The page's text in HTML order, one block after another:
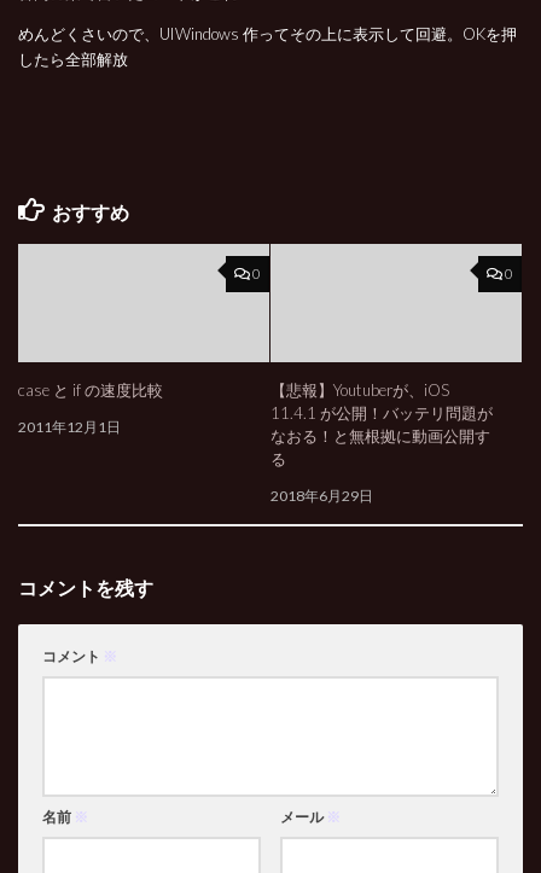
めんどくさいので、UIWindows 作ってその上に表示して回避。OKを押
したら全部解放
おすすめ
0
case と if の速度比較
2011年12月1日
0
【悲報】Youtuberが、iOS
11.4.1 が公開！バッテリ問題が
なおる！と無根拠に動画公開す
る
2018年6月29日
コメントを残す
コメント ※
名前 ※ メール ※